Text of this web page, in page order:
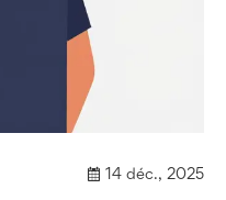
14 déc., 2025